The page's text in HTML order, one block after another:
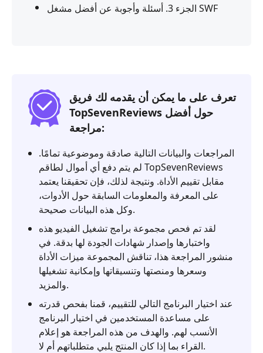
الجزء 3. أسئلة وأجوبة عن أفضل مشغل SWF
تعرف على ما يمكن أن يقدمه لك فريق
TopSevenReviews حول أفضل
مراجعة:
المراجعات والبيانات التالية صادقة وموضوعية تمامًا.
لم يتم دفع أي أموال لطاقم TopSevenReviews
مقابل تقييم الأداة. ونتيجة لذلك، فإن تحقيقنا يعتمد
على المعرفة والمعلومات السابقة حول الأدوات،
وكل هذه البيانات صحيحة.
لقد تم فحص مجموعة برامج تشغيل الفيديو هذه
واختبارها وإصدار شهادات الجودة لها بدقة. في
منشور المراجعة هذا، تناقش المجموعة ميزات الأداة
وسعرها ومنصتها وتنسيقاتها وإمكانية تشغيلها
والمزيد.
عند اختيار البرنامج التالي للتقييم، قمنا بفحص قدرته
على مساعدة المستخدمين في اختيار البرنامج
الأنسب لهم. والهدف من هذه المراجعة هو إعلام
القراء بما إذا كان المنتج يلبي متطلباتهم أم لا.